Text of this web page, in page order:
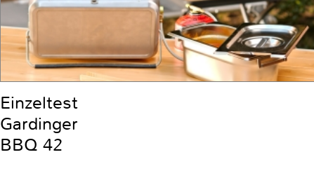
Einzeltest
Gardinger
BBQ 42